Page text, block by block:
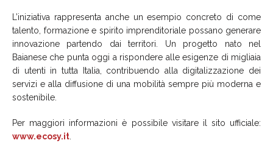
L’iniziativa rappresenta anche un esempio concreto di come
talento, formazione e spirito imprenditoriale possano generare
innovazione partendo dai territori. Un progetto nato nel
Baianese che punta oggi a rispondere alle esigenze di migliaia
di utenti in tutta Italia, contribuendo alla digitalizzazione dei
servizi e alla diffusione di una mobilità sempre più moderna e
sostenibile.
Per maggiori informazioni è possibile visitare il sito ufficiale:
www.ecosy.it